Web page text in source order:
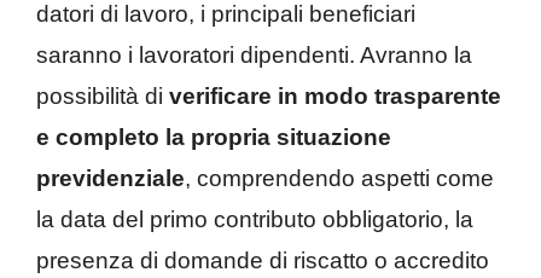
datori di lavoro, i principali beneficiari
saranno i lavoratori dipendenti. Avranno la
possibilità di verificare in modo trasparente
e completo la propria situazione
previdenziale, comprendendo aspetti come
la data del primo contributo obbligatorio, la
presenza di domande di riscatto o accredito